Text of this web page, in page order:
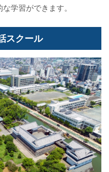
学習ができます。
スクール